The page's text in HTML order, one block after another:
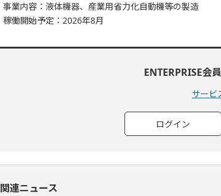
事業内容：液体機器、産業用省力化自動機等の製造
稼働開始予定：2026年8月
ENTERPRISE会
サービ
ログイン
関連ニュース